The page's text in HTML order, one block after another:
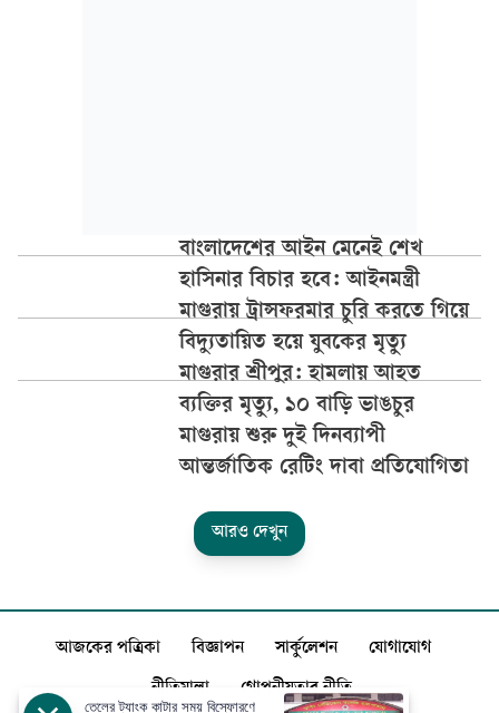
বাংলাদেশের আইন মেনেই শেখ
হাসিনার বিচার হবে: আইনমন্ত্রী
মাগুরায় ট্রান্সফরমার চুরি করতে গিয়ে
বিদ্যুতায়িত হয়ে যুবকের মৃত্যু
মাগুরার শ্রীপুর: হামলায় আহত
ব্যক্তির মৃত্যু, ১০ বাড়ি ভাঙচুর
মাগুরায় শুরু দুই দিনব্যাপী
আন্তর্জাতিক রেটিং দাবা প্রতিযোগিতা
আরও দেখুন
আজকের পত্রিকা বিজ্ঞাপন সার্কুলেশন যোগাযোগ
নীতিমালা গোপনীয়তার নীতি
তেলের ট্যাংক কাটার সময় বিস্ফোরণে